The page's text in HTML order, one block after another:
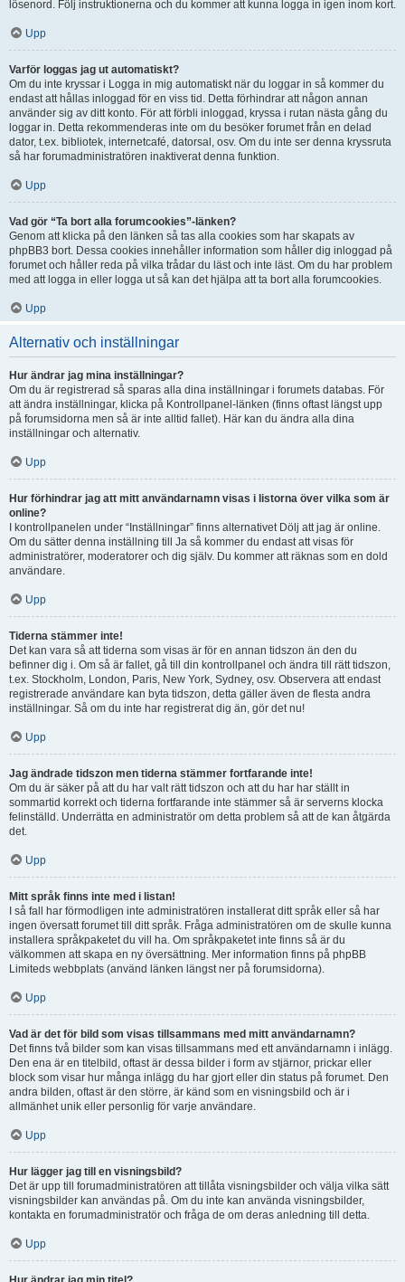
lösenord. Följ instruktionerna och du kommer att kunna logga in igen inom kort.
Upp
Varför loggas jag ut automatiskt?
Om du inte kryssar i Logga in mig automatiskt när du loggar in så kommer du
endast att hållas inloggad för en viss tid. Detta förhindrar att någon annan
använder sig av ditt konto. För att förbli inloggad, kryssa i rutan nästa gång du
loggar in. Detta rekommenderas inte om du besöker forumet från en delad
dator, t.ex. bibliotek, internetcafé, datorsal, osv. Om du inte ser denna kryssruta
så har forumadministratören inaktiverat denna funktion.
Upp
Vad gör “Ta bort alla forumcookies”-länken?
Genom att klicka på den länken så tas alla cookies som har skapats av
phpBB3 bort. Dessa cookies innehåller information som håller dig inloggad på
forumet och håller reda på vilka trådar du läst och inte läst. Om du har problem
med att logga in eller logga ut så kan det hjälpa att ta bort alla forumcookies.
Upp
Alternativ och inställningar
Hur ändrar jag mina inställningar?
Om du är registrerad så sparas alla dina inställningar i forumets databas. För
att ändra inställningar, klicka på Kontrollpanel-länken (finns oftast längst upp
på forumsidorna men så är inte alltid fallet). Här kan du ändra alla dina
inställningar och alternativ.
Upp
Hur förhindrar jag att mitt användarnamn visas i listorna över vilka som är
online?
I kontrollpanelen under “Inställningar” finns alternativet Dölj att jag är online.
Om du sätter denna inställning till Ja så kommer du endast att visas för
administratörer, moderatorer och dig själv. Du kommer att räknas som en dold
användare.
Upp
Tiderna stämmer inte!
Det kan vara så att tiderna som visas är för en annan tidszon än den du
befinner dig i. Om så är fallet, gå till din kontrollpanel och ändra till rätt tidszon,
t.ex. Stockholm, London, Paris, New York, Sydney, osv. Observera att endast
registrerade användare kan byta tidszon, detta gäller även de flesta andra
inställningar. Så om du inte har registrerat dig än, gör det nu!
Upp
Jag ändrade tidszon men tiderna stämmer fortfarande inte!
Om du är säker på att du har valt rätt tidszon och att du har har ställt in
sommartid korrekt och tiderna fortfarande inte stämmer så är serverns klocka
felinställd. Underrätta en administratör om detta problem så att de kan åtgärda
det.
Upp
Mitt språk finns inte med i listan!
I så fall har förmodligen inte administratören installerat ditt språk eller så har
ingen översatt forumet till ditt språk. Fråga administratören om de skulle kunna
installera språkpaketet du vill ha. Om språkpaketet inte finns så är du
välkommen att skapa en ny översättning. Mer information finns på phpBB
Limiteds webbplats (använd länken längst ner på forumsidorna).
Upp
Vad är det för bild som visas tillsammans med mitt användarnamn?
Det finns två bilder som kan visas tillsammans med ett användarnamn i inlägg.
Den ena är en titelbild, oftast är dessa bilder i form av stjärnor, prickar eller
block som visar hur många inlägg du har gjort eller din status på forumet. Den
andra bilden, oftast är den större, är känd som en visningsbild och är i
allmänhet unik eller personlig för varje användare.
Upp
Hur lägger jag till en visningsbild?
Det är upp till forumadministratören att tillåta visningsbilder och välja vilka sätt
visningsbilder kan användas på. Om du inte kan använda visningsbilder,
kontakta en forumadministratör och fråga de om deras anledning till detta.
Upp